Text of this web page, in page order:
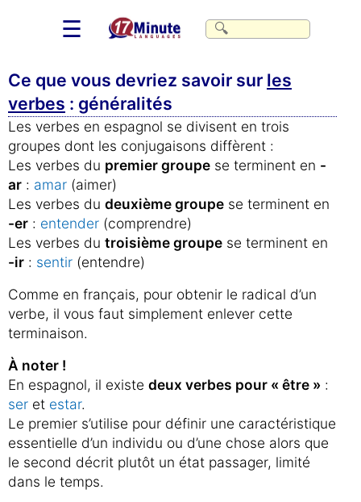
☰
Ce que vous devriez savoir sur les
verbes : généralités
Les verbes en espagnol se divisent en trois
groupes dont les conjugaisons diffèrent :
Les verbes du premier groupe se terminent en -
ar : amar (aimer)
Les verbes du deuxième groupe se terminent en
-er : entender (comprendre)
Les verbes du troisième groupe se terminent en
-ir : sentir (entendre)
Comme en français, pour obtenir le radical d’un
verbe, il vous faut simplement enlever cette
terminaison.
À noter !
En espagnol, il existe deux verbes pour « être » :
ser et estar.
Le premier s’utilise pour définir une caractéristique
essentielle d’un individu ou d’une chose alors que
le second décrit plutôt un état passager, limité
dans le temps.